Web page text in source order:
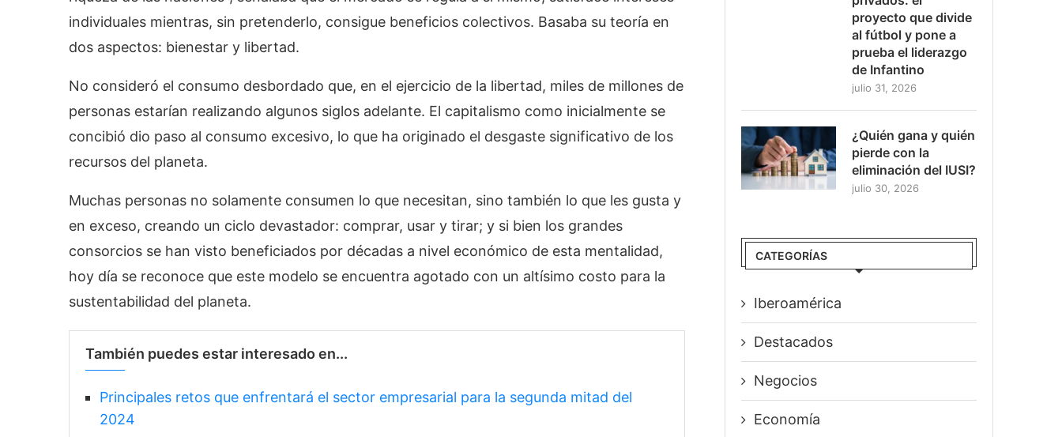
individuales mientras, sin pretenderlo, consigue beneficios colectivos. Basaba su teoría en
dos aspectos: bienestar y libertad.
No consideró el consumo desbordado que, en el ejercicio de la libertad, miles de millones de
personas estarían realizando algunos siglos adelante. El capitalismo como inicialmente se
concibió dio paso al consumo excesivo, lo que ha originado el desgaste significativo de los
recursos del planeta.
Muchas personas no solamente consumen lo que necesitan, sino también lo que les gusta y
en exceso, creando un ciclo devastador: comprar, usar y tirar; y si bien los grandes
consorcios se han visto beneficiados por décadas a nivel económico de esta mentalidad,
hoy día se reconoce que este modelo se encuentra agotado con un altísimo costo para la
sustentabilidad del planeta.
También puedes estar interesado en...
Principales retos que enfrentará el sector empresarial para la segunda mitad del
2024
proyecto que divide
al fútbol y pone a
prueba el liderazgo
de Infantino
julio 31, 2026
¿Quién gana y quién
pierde con la
eliminación del IUSI?
julio 30, 2026
CATEGORÍAS
Iberoamérica
Destacados
Negocios
Economía